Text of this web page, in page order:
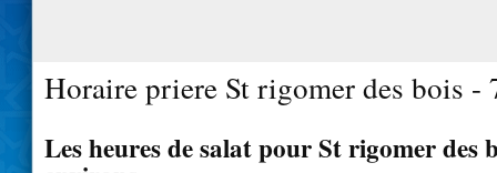
Horaire priere St rigomer des bois -
Les heures de salat pour St rigomer des